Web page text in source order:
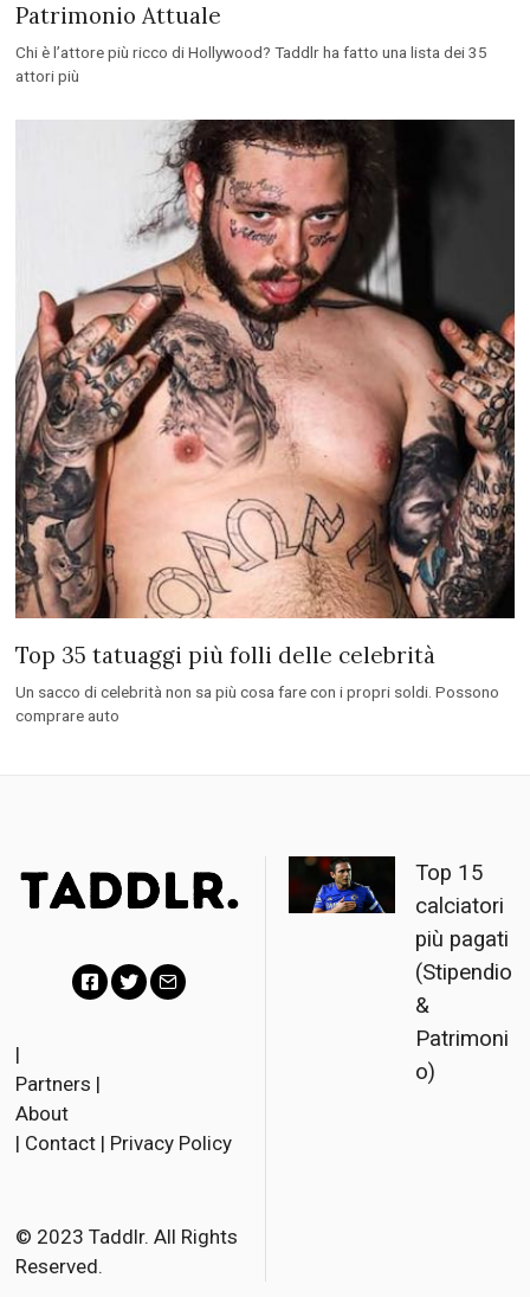
Patrimonio Attuale
Chi è l’attore più ricco di Hollywood? Taddlr ha fatto una lista dei 35
attori più
Top 35 tatuaggi più folli delle celebrità
Un sacco di celebrità non sa più cosa fare con i propri soldi. Possono
comprare auto
c
o
k
r
l
|
Partners |
About
| Contact | Privacy Policy
© 2023 Taddlr. All Rights
Reserved.
Top 15
calciatori
più pagati
(Stipendio
&
Patrimoni
o)